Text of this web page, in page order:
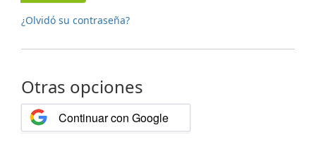
¿Olvidó su contraseña?
Otras opciones
Continuar con Google